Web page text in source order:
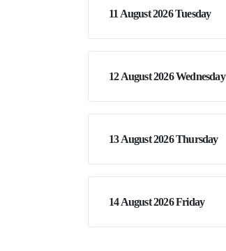
11 August 2026 Tuesday
12 August 2026 Wednesday
13 August 2026 Thursday
14 August 2026 Friday